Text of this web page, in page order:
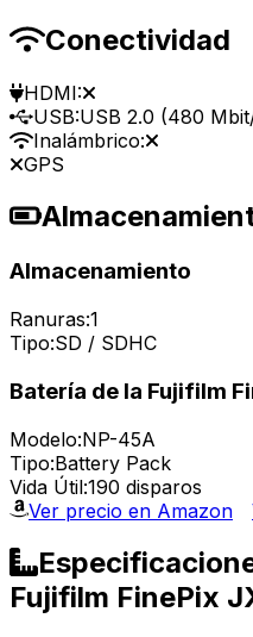
Conectividad
HDMI:
USB:USB 2.0 (480
Inalámbrico:
GPS
Almacenamiento
Ranuras:1
Tipo:SD / SDHC
Batería de la Fujifilm
Modelo:NP-45A
Tipo:Battery Pack
Vida Útil:190 disparos
Ver precio en Amazon
Fujifilm FinePix